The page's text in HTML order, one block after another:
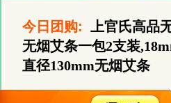
今日团购: 上官氏高品
无烟艾条一包2支装
直径130mm无烟艾条